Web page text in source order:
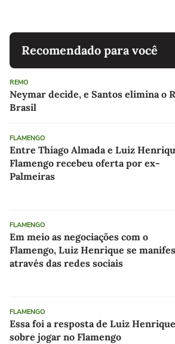
Recomendado para você
REMO
Neymar decide, e Santos elimina o
Brasil
FLAMENGO
Entre Thiago Almada e Luiz
Flamengo recebeu oferta por ex-
Palmeiras
FLAMENGO
Em meio as negociações com o
Flamengo, Luiz Henrique se
através das redes sociais
FLAMENGO
Essa foi a resposta de Luiz Henrique
sobre jogar no Flamengo